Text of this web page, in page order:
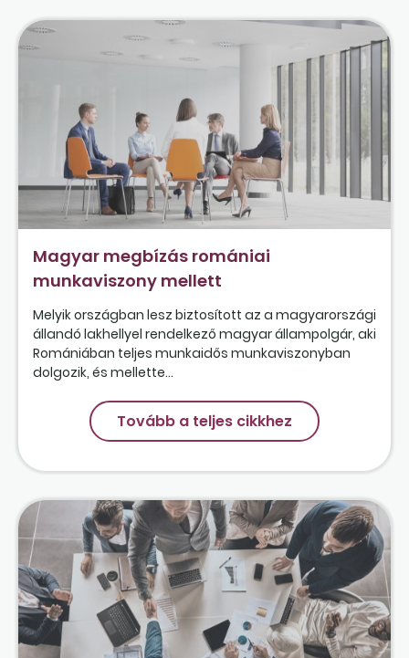
Magyar megbízás romániai
munkaviszony mellett
Melyik országban lesz biztosított az a magyarországi
állandó lakhellyel rendelkező magyar állampolgár, aki
Romániában teljes munkaidős munkaviszonyban
dolgozik, és mellette...
Tovább a teljes cikkhez